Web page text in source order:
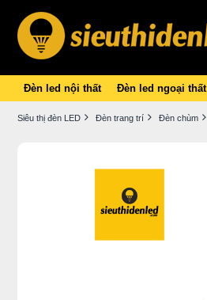
Đèn led nội thất Đèn led ngoại thất
Siêu thị đèn LED Đèn trang trí Đèn chùm